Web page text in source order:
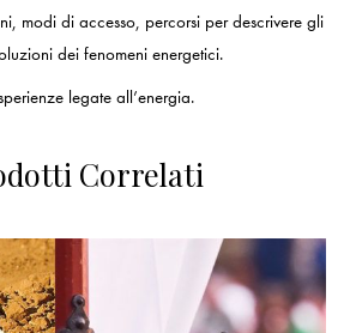
modi di accesso, percorsi per descrivere gli
dei fenomeni energetici.
legate all’energia.
Correlati